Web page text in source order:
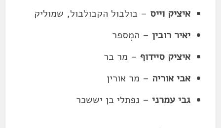
איציק וייס – בולבול הקבולבול, שמוליק
יאיר רובין – המְספר
איציק סיידוף – מר בר
אבי אוריה – מר אורין
גבי עמרני – נפתלי בן יששכר